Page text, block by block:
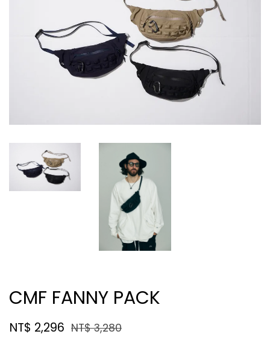
CMF FANNY PACK
NT$ 2,296 NT$ 3,280